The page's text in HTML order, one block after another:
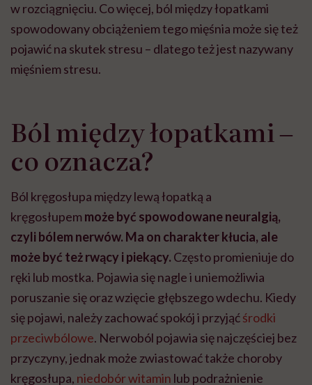
w rozciągnięciu. Co więcej, ból między łopatkami
spowodowany obciążeniem tego mięśnia może się też
pojawić na skutek stresu – dlatego też jest nazywany
mięśniem stresu.
Ból między łopatkami ‒
co oznacza?
Ból kręgosłupa między lewą łopatką a
kręgosłupemmoże być spowodowane neuralgią,
czyli bólem nerwów. Ma on charakter kłucia, ale
może być też rwący i piekący. Często promieniuje do
ręki lub mostka. Pojawia się nagle i uniemożliwia
poruszanie się oraz wzięcie głębszego wdechu. Kiedy
się pojawi, należy zachować spokój i przyjąćśrodki
przeciwbólowe. Nerwoból pojawia się najczęściej bez
przyczyny, jednak może zwiastować także choroby
kręgosłupa, niedobór witamin lub podrażnienie